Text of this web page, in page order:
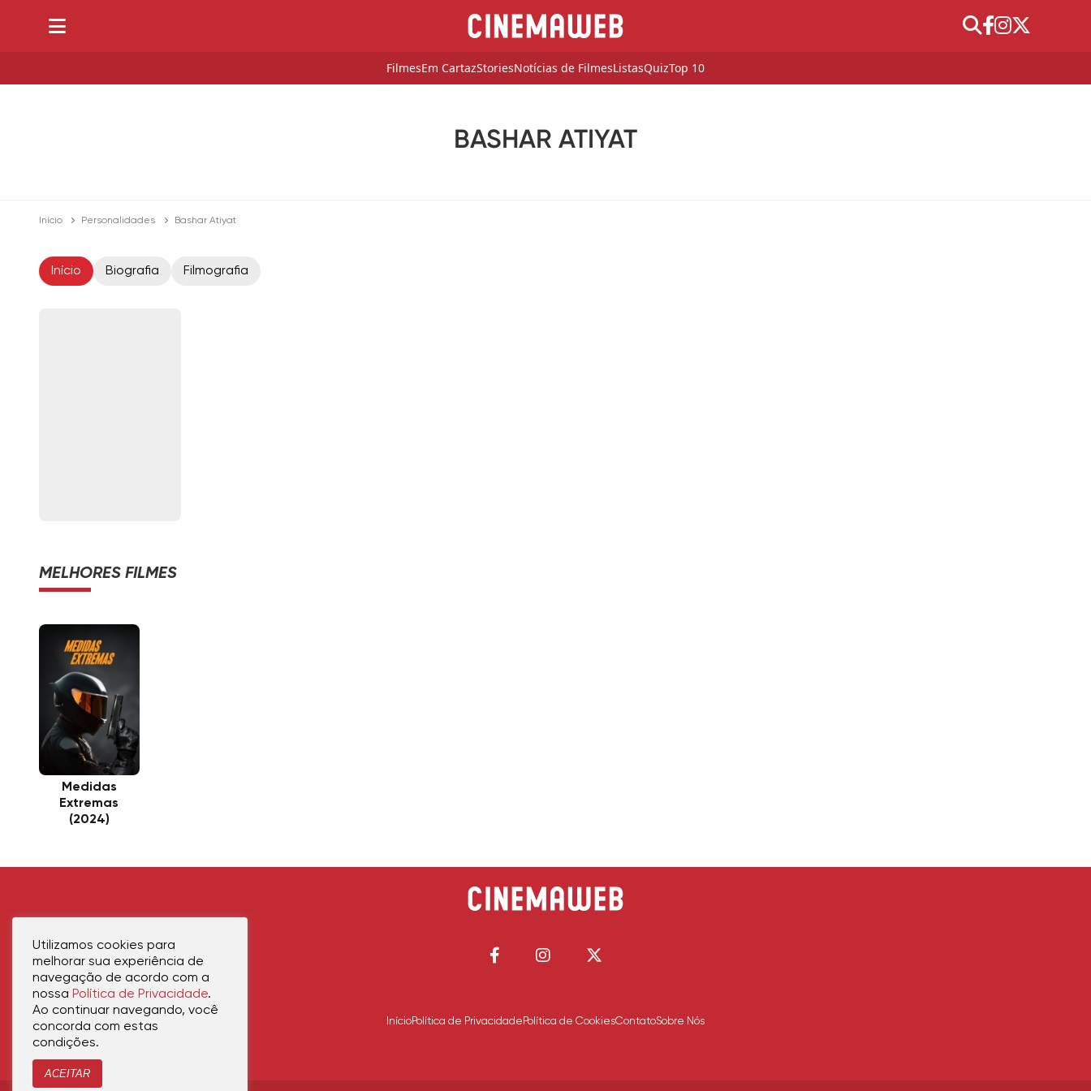
FilmesEm CartazStoriesNotícias de FilmesListasQuizTop 10
BASHAR ATIYAT
Início Personalidades Bashar Atiyat
Início Biografia Filmografia
MELHORES FILMES
Medidas
Extremas
(2024)
InícioPolítica de Privacidade Política de CookiesContatoSobre Nós
Utilizamos cookies para
melhorar sua experiência de
navegação de acordo com a
nossa Política de Privacidade.
Ao continuar navegando, você
concorda com estas
condições.
ACEITAR